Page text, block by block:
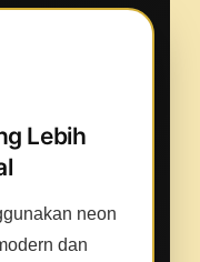
Lebih
neon
dan